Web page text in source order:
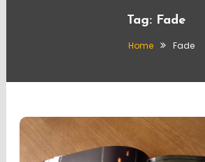
Tag: Fade
Home Fade